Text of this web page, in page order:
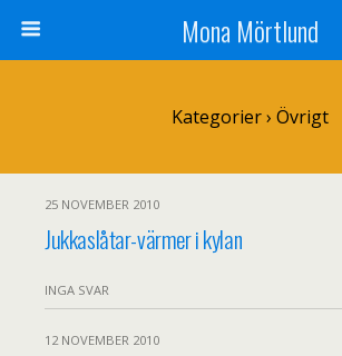
Mona Mörtlund
Kategorier › Övrigt
25 NOVEMBER 2010
Jukkaslåtar-värmer i kylan
INGA SVAR
12 NOVEMBER 2010